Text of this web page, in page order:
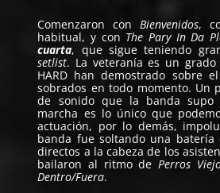
Comenzaron con Bienvenidos,
habitual, y con The Pary In Da
cuarta, que sigue teniendo
setlist. La veteranía es un grado
HARD han demostrado sobre
sobrados en todo momento. Un
de sonido que la banda supo
marcha es lo único que
actuación, por lo demás,
banda fue soltando una batería
directos a la cabeza de los
bailaron al ritmo de Perros
Dentro/Fuera.